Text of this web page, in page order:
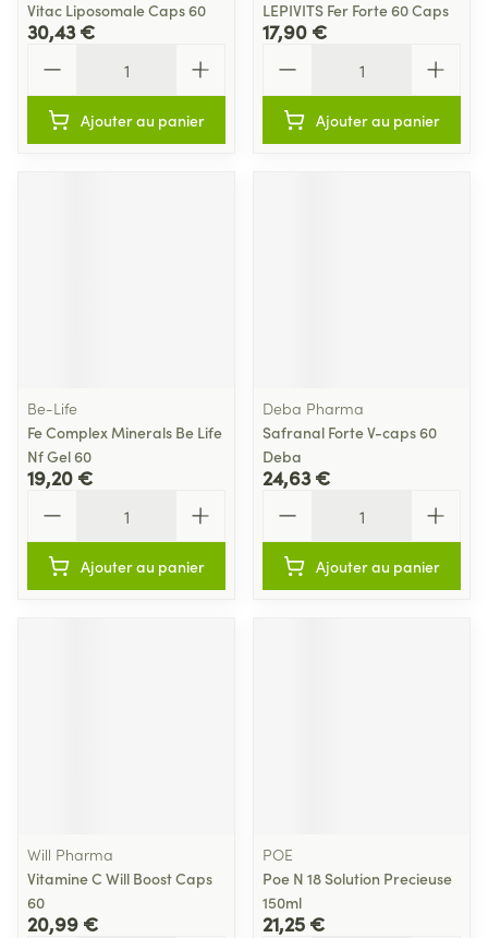
Vitac Liposomale Caps 60
30,43 €
Ajouter au panier
LEPIVITS Fer Forte 60 Caps
17,90 €
Ajouter au panier
Be-Life
Fe Complex Minerals Be Life
Nf Gel 60
19,20 €
Ajouter au panier
Deba Pharma
Safranal Forte V-caps 60
Deba
24,63 €
Ajouter au panier
Will Pharma
Vitamine C Will Boost Caps
60
20,99 €
POE
Poe N 18 Solution Precieuse
150ml
21,25 €